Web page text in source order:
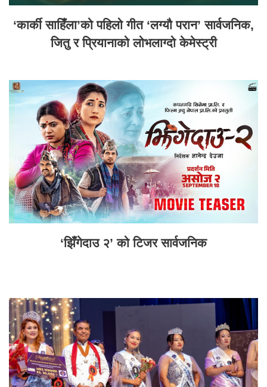
‘कार्की साहिँला’को पहिलो गीत ‘लग्यौ परान’ सार्वजनिक,
जितु र प्रियानाको लोभलाग्दो केमेस्ट्री
‘झिँगेदाउ २’ को टिजर सार्वजनिक